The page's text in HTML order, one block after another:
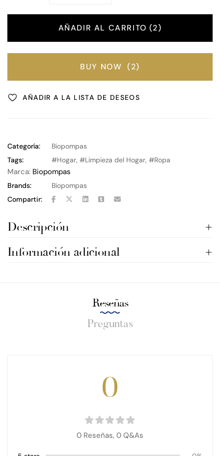
AÑADIR AL CARRITO 2
BUY NOW 2
AÑADIR A LA LISTA DE DESEOS
Categoría:
Biopompas
Tags:
Hogar, Limpieza del Hogar, Ropa
Marca: Biopompas
Brands:
Biopompas
Compartir:
Descripción
Información adicional
Reseñas
Preguntas
0
0 Reseñas, 0 Q&As